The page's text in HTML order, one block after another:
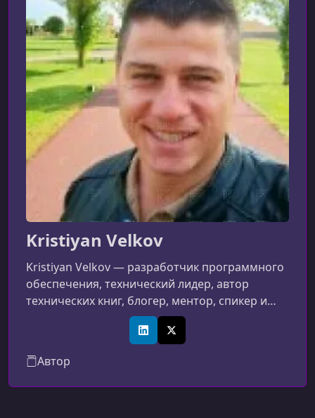
Kristiyan Velkov
Kristiyan Velkov — разработчик программного
обеспечения, технический лидер, автор
технических книг, блогер, ментор, спикер и
преподаватель с более чем десятилетним
опытом работы во фронтенде и в области
JavaScript и TypeScript, React.js, Angular и
Next.js, а также DevOps-практики, веб-
LinkedInX (Twitter)
Автор